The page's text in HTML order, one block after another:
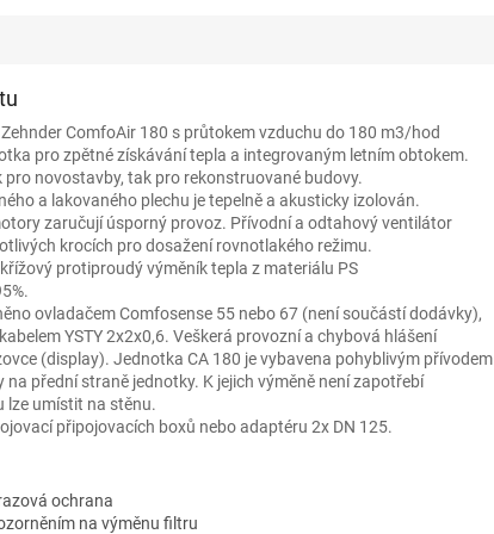
ComfoAir 180 s průtokem vzduchu do 180 m3/hod
pro zpětné získávání tepla a integrovaným letním obtokem.
novostavby, tak pro rekonstruované budovy.
a lakovaného plechu je tepelně a akusticky izolován.
zaručují úsporný provoz. Přívodní a odtahový ventilátor
krocích pro dosažení rovnotlakého režimu.
protiproudý výměník tepla z materiálu PS
ovladačem Comfosense 55 nebo 67 (není součástí dodávky),
YSTY 2x2x0,6. Veškerá provozní a chybová hlášení
(display). Jednotka CA 180 je vybavena pohyblivým přívodem
na přední straně jednotky. K jejich výměně není zapotřebí
umístit na stěnu.
připojovacích boxů nebo adaptéru 2x DN 125.
ochrana
na výměnu filtru